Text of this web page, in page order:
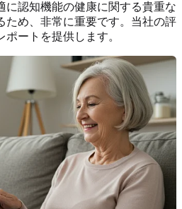
に認知機能の健康に関する貴重な
ため、非常に重要です。当社の評
ートを提供します。